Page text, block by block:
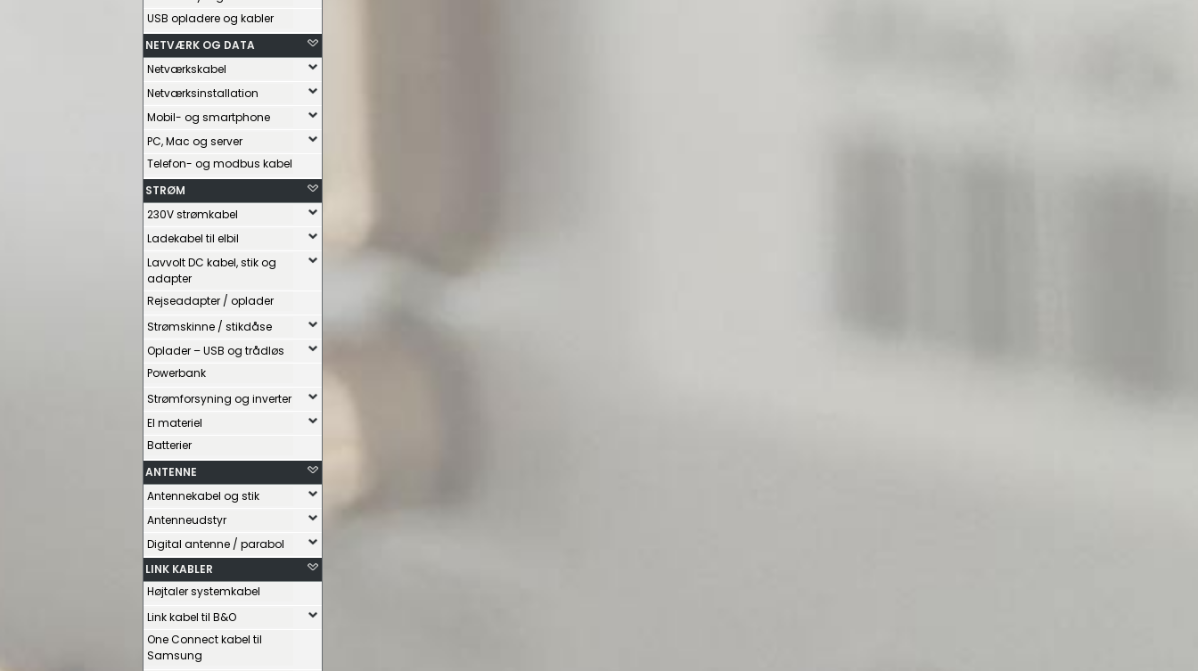
USB opladere og kabler
NETVÆRK OG DATA
Netværkskabel
Netværksinstallation
Mobil- og smartphone
PC, Mac og server
Telefon- og modbus kabel
STRØM
230V strømkabel
Ladekabel til elbil
Lavvolt DC kabel, stik og
adapter
Rejseadapter / oplader
Strømskinne / stikdåse
Oplader – USB og trådløs
Powerbank
Strømforsyning og inverter
El materiel
Batterier
ANTENNE
Antennekabel og stik
Antenneudstyr
Digital antenne / parabol
LINK KABLER
Højtaler systemkabel
Link kabel til B&O
One Connect kabel til
Samsung